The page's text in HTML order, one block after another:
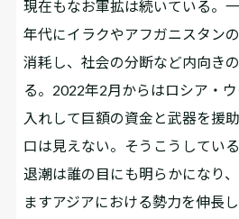
現在もなお軍拡は続いている。
年代にイラクやアフガニスタン
消耗し、社会の分断など内向き
る。2‌0‌2‌2年2月からはロシア・
入れして巨額の資金と武器を援
口は見えない。そうこうしてい
退潮は誰の目にも明らかになり
ますアジアにおける勢力を伸長